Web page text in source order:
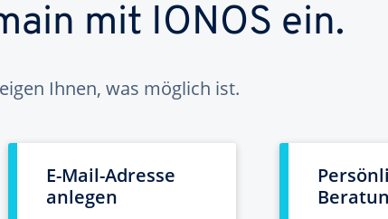
mit IONOS ein.
Ihnen, was möglich ist.
E-Mail-Adresse
anlegen